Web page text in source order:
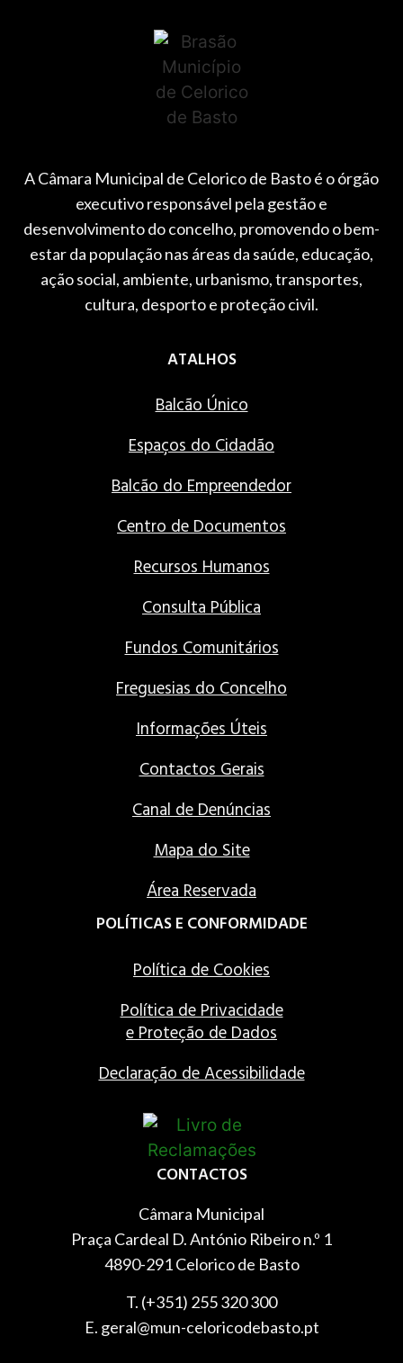
A Câmara Municipal de Celorico de Basto é o órgão
executivo responsável pela gestão e
desenvolvimento do concelho, promovendo o bem-
estar da população nas áreas da saúde, educação,
ação social, ambiente, urbanismo, transportes,
cultura, desporto e proteção civil.
ATALHOS
Balcão Único
Espaços do Cidadão
Balcão do Empreendedor
Centro de Documentos
Recursos Humanos
Consulta Pública
Fundos Comunitários
Freguesias do Concelho
Informações Úteis
Contactos Gerais
Canal de Denúncias
Mapa do Site
Área Reservada
POLÍTICAS E CONFORMIDADE
Política de Cookies
Política de Privacidade
e Proteção de Dados
Declaração de Acessibilidade
CONTACTOS
Câmara Municipal
Praça Cardeal D. António Ribeiro n.º 1
4890-291 Celorico de Basto
T. (+351) 255 320 300
E. geral@mun-celoricodebasto.pt